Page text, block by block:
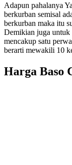
Adapun pahalanya
berkurban semisal
berkurban maka itu
Demikian juga untuk
mencakup satu
berarti mewakili 10
Harga Baso